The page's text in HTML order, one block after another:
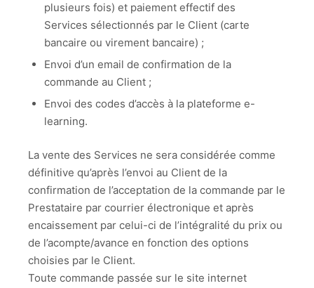
plusieurs fois) et paiement effectif des
Services sélectionnés par le Client (carte
bancaire ou virement bancaire) ;
Envoi d’un email de confirmation de la
commande au Client ;
Envoi des codes d’accès à la plateforme e-
learning.
La vente des Services ne sera considérée comme
définitive qu’après l’envoi au Client de la
confirmation de l’acceptation de la commande par le
Prestataire par courrier électronique et après
encaissement par celui-ci de l’intégralité du prix ou
de l’acompte/avance en fonction des options
choisies par le Client.
Toute commande passée sur le site internet